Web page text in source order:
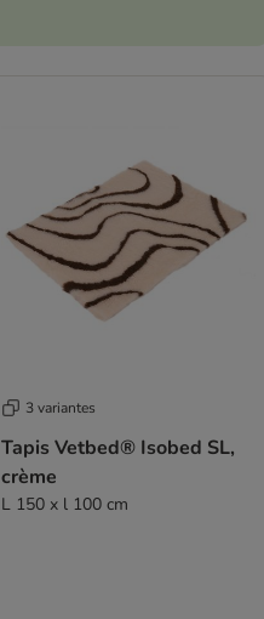
3 variantes
Tapis Vetbed® Isobed SL,
crème
L 150 x l 100 cm